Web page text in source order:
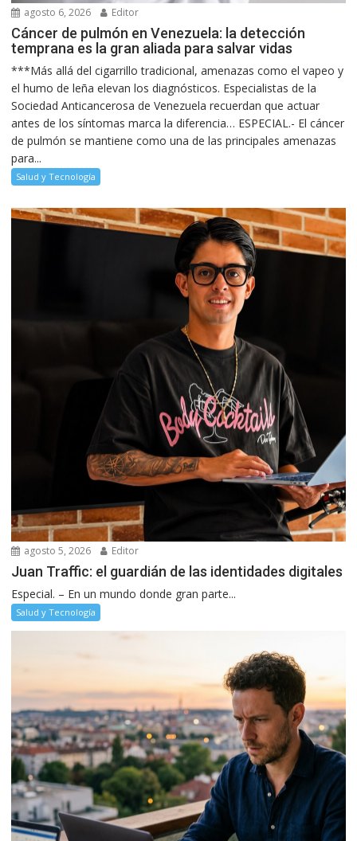
agosto 6, 2026 Editor
Cáncer de pulmón en Venezuela: la detección
temprana es la gran aliada para salvar vidas
***Más allá del cigarrillo tradicional, amenazas como el vapeo y
el humo de leña elevan los diagnósticos. Especialistas de la
Sociedad Anticancerosa de Venezuela recuerdan que actuar
antes de los síntomas marca la diferencia… ESPECIAL.- El cáncer
de pulmón se mantiene como una de las principales amenazas
para...
Salud y Tecnología
agosto 5, 2026 Editor
Juan Traffic: el guardián de las identidades digitales
Especial. – En un mundo donde gran parte...
Salud y Tecnología